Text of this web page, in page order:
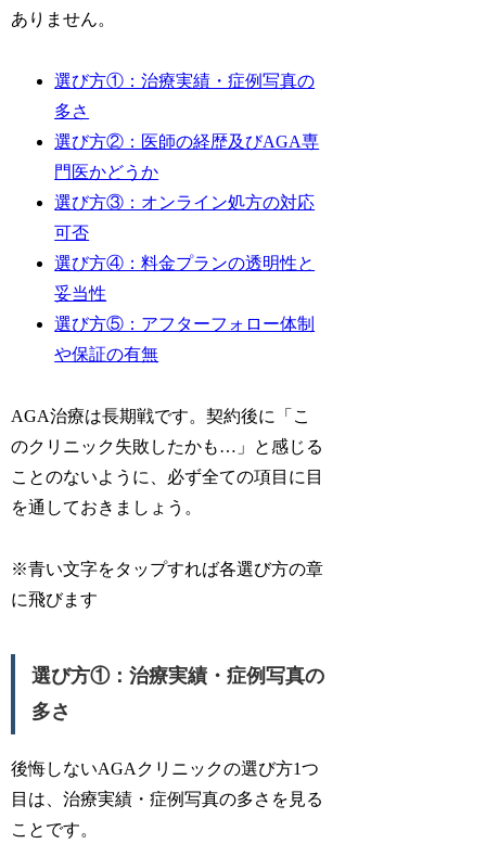
ありません。
選び方①：治療実績・症例写真の
多さ
選び方②：医師の経歴及びAGA専
門医かどうか
選び方③：オンライン処方の対応
可否
選び方④：料金プランの透明性と
妥当性
選び方⑤：アフターフォロー体制
や保証の有無
AGA治療は長期戦です。契約後に「こ
のクリニック失敗したかも…」と感じる
ことのないように、必ず全ての項目に目
を通しておきましょう。
※青い文字をタップすれば各選び方の章
に飛びます
選び方①：治療実績・症例写真の
多さ
後悔しないAGAクリニックの選び方1つ
目は、治療実績・症例写真の多さを見る
ことです。